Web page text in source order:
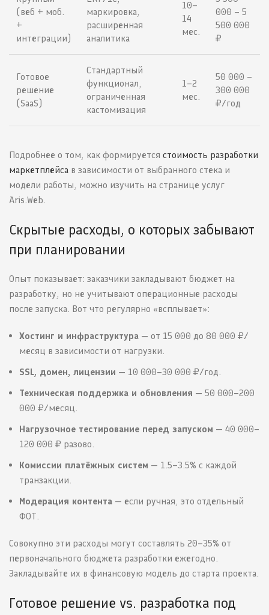
(веб + моб.
+
интеграции)
маркировка,
расширенная
аналитика
10–
14
мес.
000 – 5
500 000
₽
Готовое
решение
(SaaS)
Стандартный
функционал,
ограниченная
кастомизация
1–2
мес.
50 000 –
300 000
₽/год
Подробнее о том, как формируется стоимость разработки
маркетплейса в зависимости от выбранного стека и
модели работы, можно изучить на странице услуг
Aris.Web.
Скрытые расходы, о которых забывают
при планировании
Опыт показывает: заказчики закладывают бюджет на
разработку, но не учитывают операционные расходы
после запуска. Вот что регулярно «всплывает»:
Хостинг и инфраструктура — от 15 000 до 80 000 ₽/
месяц в зависимости от нагрузки.
SSL, домен, лицензии — 10 000–30 000 ₽/год.
Техническая поддержка и обновления — 50 000–200
000 ₽/месяц.
Нагрузочное тестирование перед запуском — 40 000–
120 000 ₽ разово.
Комиссии платёжных систем — 1.5–3.5% с каждой
транзакции.
Модерация контента — если ручная, это отдельный
ФОТ.
Совокупно эти расходы могут составлять 20–35% от
первоначального бюджета разработки ежегодно.
Закладывайте их в финансовую модель до старта проекта.
Готовое решение vs. разработка под